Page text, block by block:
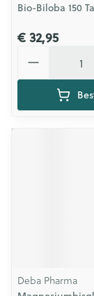
Bio-Biloba 150
€ 32,95
Deba Pharma